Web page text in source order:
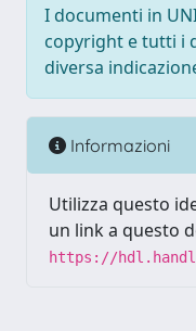
I documenti in
copyright e tutti i
diversa
Informazioni
Utilizza questo
un link a questo
https://